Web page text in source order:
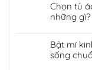
Chọn tủ
những gì?
Bật mí
sống